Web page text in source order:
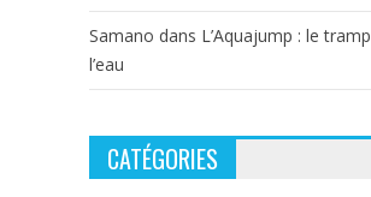
Samano dans L’Aquajump : le
l’eau
CATÉGORIES